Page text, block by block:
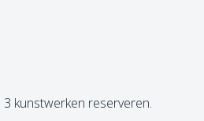
3 kunstwerken reserveren.